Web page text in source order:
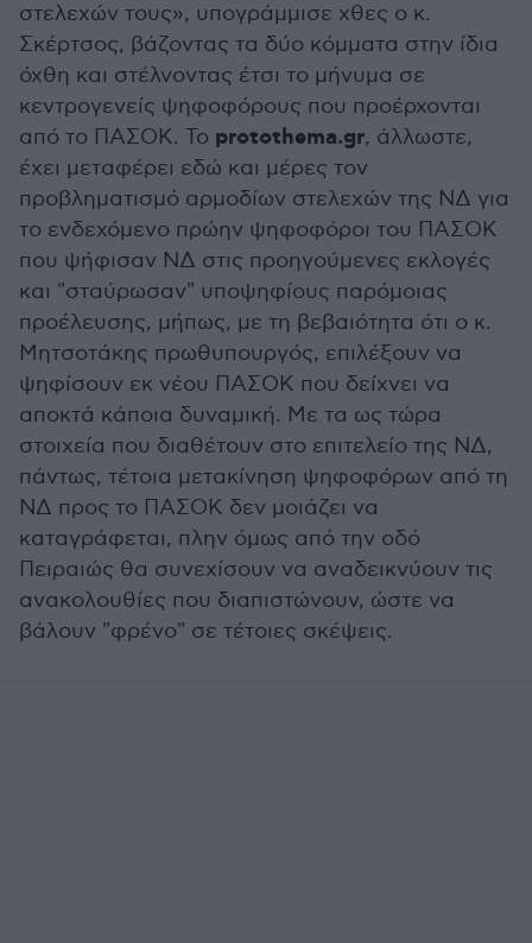
στελεχών τους», υπογράμμισε χθες ο κ.
Σκέρτσος, βάζοντας τα δύο κόμματα στην ίδια
όχθη και στέλνοντας έτσι το μήνυμα σε
κεντρογενείς ψηφοφόρους που προέρχονται
από το ΠΑΣΟΚ. Το protothema.gr, άλλωστε,
έχει μεταφέρει εδώ και μέρες τον
προβληματισμό αρμοδίων στελεχών της ΝΔ για
το ενδεχόμενο πρώην ψηφοφόροι του ΠΑΣΟΚ
που ψήφισαν ΝΔ στις προηγούμενες εκλογές
και "σταύρωσαν" υποψηφίους παρόμοιας
προέλευσης, μήπως, με τη βεβαιότητα ότι ο κ.
Μητσοτάκης πρωθυπουργός, επιλέξουν να
ψηφίσουν εκ νέου ΠΑΣΟΚ που δείχνει να
αποκτά κάποια δυναμική. Με τα ως τώρα
στοιχεία που διαθέτουν στο επιτελείο της ΝΔ,
πάντως, τέτοια μετακίνηση ψηφοφόρων από τη
ΝΔ προς το ΠΑΣΟΚ δεν μοιάζει να
καταγράφεται, πλην όμως από την οδό
Πειραιώς θα συνεχίσουν να αναδεικνύουν τις
ανακολουθίες που διαπιστώνουν, ώστε να
βάλουν "φρένο" σε τέτοιες σκέψεις.